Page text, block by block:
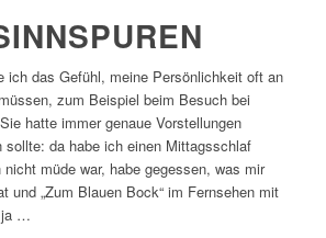
ich das Gefühl, meine Persönlichkeit oft an
zum Beispiel beim Besuch bei
hatte immer genaue Vorstellungen
sollte: da habe ich einen Mittagsschlaf
müde war, habe gegessen, was mir
und „Zum Blauen Bock“ im Fernsehen mit
ja …